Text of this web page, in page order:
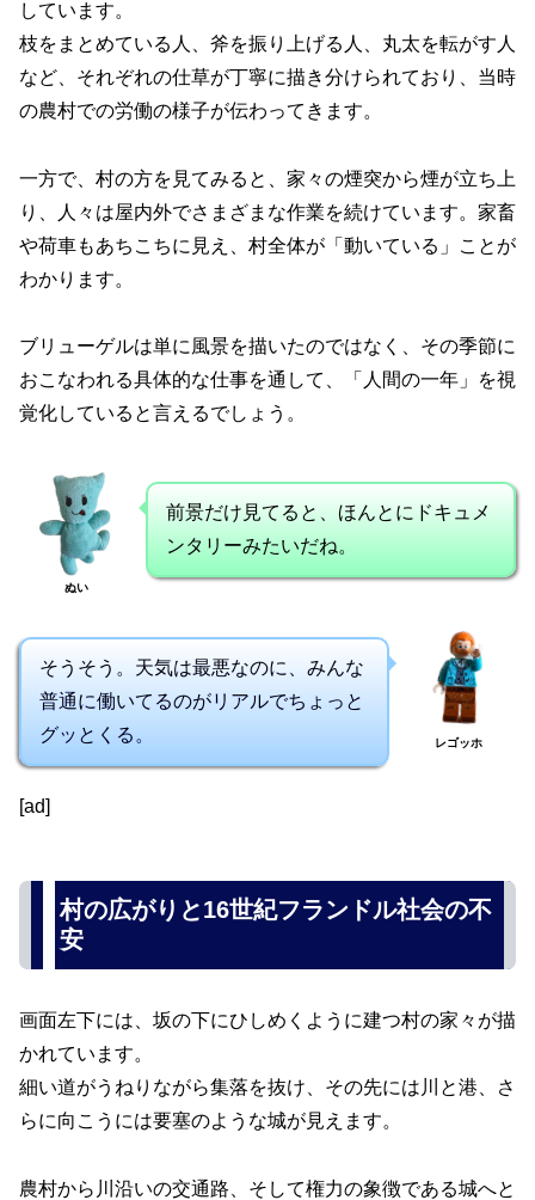
しています。
枝をまとめている人、斧を振り上げる人、丸太を転がす人
など、それぞれの仕草が丁寧に描き分けられており、当時
の農村での労働の様子が伝わってきます。
一方で、村の方を見てみると、家々の煙突から煙が立ち上
り、人々は屋内外でさまざまな作業を続けています。家畜
や荷車もあちこちに見え、村全体が「動いている」ことが
わかります。
ブリューゲルは単に風景を描いたのではなく、その季節に
おこなわれる具体的な仕事を通して、「人間の一年」を視
覚化していると言えるでしょう。
ぬい
前景だけ見てると、ほんとにドキュメ
ンタリーみたいだね。
そうそう。天気は最悪なのに、みんな
普通に働いてるのがリアルでちょっと
グッとくる。
レゴッホ
[ad]
村の広がりと16世紀フランドル社会の不
安
画面左下には、坂の下にひしめくように建つ村の家々が描
かれています。
細い道がうねりながら集落を抜け、その先には川と港、さ
らに向こうには要塞のような城が見えます。
農村から川沿いの交通路、そして権力の象徴である城へと